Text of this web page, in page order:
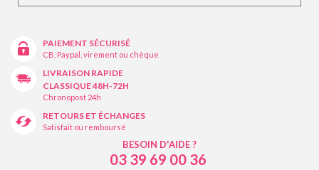
PAIEMENT SÉCURISÉ
CB, Paypal, virement ou chèque
LIVRAISON RAPIDE
CLASSIQUE 48H-72H
Chronopost 24h
RETOURS ET ÉCHANGES
Satisfait ou remboursé
BESOIN D'AIDE ?
03 39 69 00 36